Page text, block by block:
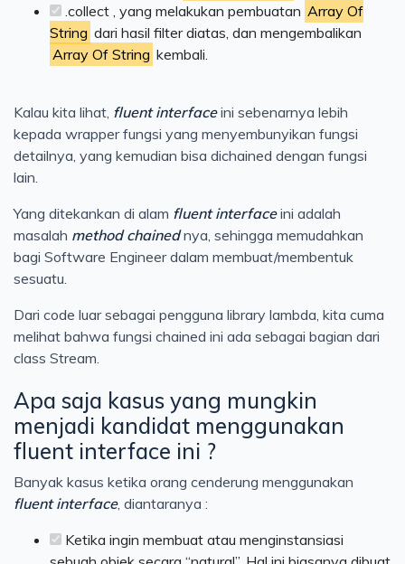
.collect , yang melakukan pembuatan Array Of
String dari hasil filter diatas, dan mengembalikan
Array Of String kembali.
Kalau kita lihat, fluent interfaceini sebenarnya lebih
kepada wrapper fungsi yang menyembunyikan fungsi
detailnya, yang kemudian bisa dichained dengan fungsi
lain.
Yang ditekankan di alam fluent interfaceini adalah
masalah method chainednya, sehingga memudahkan
bagi Software Engineer dalam membuat/membentuk
sesuatu.
Dari code luar sebagai pengguna library lambda, kita cuma
melihat bahwa fungsi chained ini ada sebagai bagian dari
class Stream.
Apa saja kasus yang mungkin
menjadi kandidat menggunakan
fluent interface ini ?
Banyak kasus ketika orang cenderung menggunakan
fluent interface, diantaranya :
Ketika ingin membuat atau menginstansiasi